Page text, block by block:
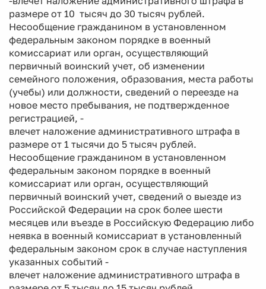
размере от 10 тысяч до 30 тысяч рублей.
Несообщение гражданином в установленном
федеральным законом порядке в военный
комиссариат или орган, осуществляющий
первичный воинский учет, об изменении
семейного положения, образования, места работы
(учебы) или должности, сведений о переезде на
новое место пребывания, не подтвержденное
регистрацией, -
влечет наложение административного штрафа в
размере от 1 тысячи до 5 тысяч рублей.
Несообщение гражданином в установленном
федеральным законом порядке в военный
комиссариат или орган, осуществляющий
первичный воинский учет, сведений о выезде из
Российской Федерации на срок более шести
месяцев или въезде в Российскую Федерацию либо
неявка в военный комиссариат в установленный
федеральным законом срок в случае наступления
указанных событий -
влечет наложение административного штрафа в